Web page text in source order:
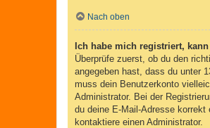
Nach oben
Ich habe mich registriert,
Überprüfe zuerst, ob du den
angegeben hast, dass du unter
muss dein Benutzerkonto
Administrator. Bei der
du deine E-Mail-Adresse
kontaktiere einen Administrator.